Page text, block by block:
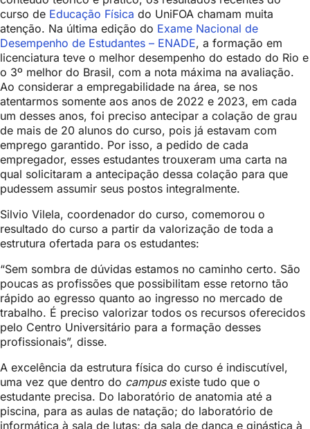
curso de Educação Física do UniFOA chamam muita
atenção. Na última edição do Exame Nacional de
Desempenho de Estudantes – ENADE, a formação em
licenciatura teve o melhor desempenho do estado do Rio e
o 3º melhor do Brasil, com a nota máxima na avaliação.
Ao considerar a empregabilidade na área, se nos
atentarmos somente aos anos de 2022 e 2023, em cada
um desses anos, foi preciso antecipar a colação de grau
de mais de 20 alunos do curso, pois já estavam com
emprego garantido. Por isso, a pedido de cada
empregador, esses estudantes trouxeram uma carta na
qual solicitaram a antecipação dessa colação para que
pudessem assumir seus postos integralmente.
Silvio Vilela, coordenador do curso, comemorou o
resultado do curso a partir da valorização de toda a
estrutura ofertada para os estudantes:
“Sem sombra de dúvidas estamos no caminho certo. São
poucas as profissões que possibilitam esse retorno tão
rápido ao egresso quanto ao ingresso no mercado de
trabalho. É preciso valorizar todos os recursos oferecidos
pelo Centro Universitário para a formação desses
profissionais”, disse.
A excelência da estrutura física do curso é indiscutível,
uma vez que dentro do campusexiste tudo que o
estudante precisa. Do laboratório de anatomia até a
piscina, para as aulas de natação; do laboratório de
informática à sala de lutas; da sala de dança e ginástica à